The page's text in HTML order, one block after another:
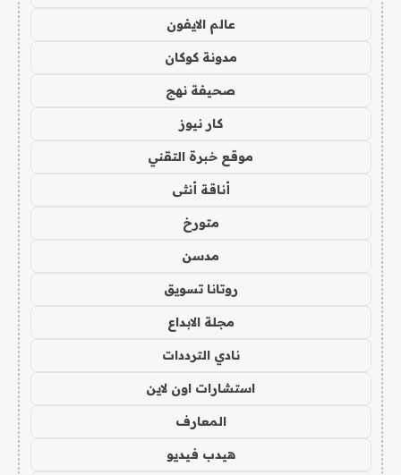
عالم الايفون
مدونة كوكان
صحيفة نهج
كار نيوز
موقع خبرة التقني
أناقة أنثى
متورخ
مدسن
روتانا تسويق
مجلة الابداع
نادي الترددات
استشارات اون لاين
المعارف
هيدب فيديو